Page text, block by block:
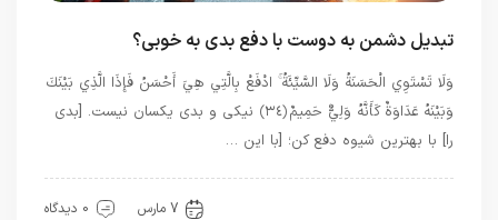
تبدیل دشمن به دوست با دفع بدی به خوبی؟
وَلَا تَسْتَوِي الْحَسَنَةُ وَلَا السَّيِّئَةُ ۚ ادْفَعْ بِالَّتِي هِيَ أَحْسَنُ فَإِذَا الَّذِي بَيْنَكَ
وَبَيْنَهُ عَدَاوَةٌ كَأَنَّهُ وَلِيٌّ حَمِيمٌ ﴿٣٤﴾ نیکی و بدی یکسان نیست. [بدی
را] با بهترین شیوه دفع کن؛ [با این …
7 مارس 0 دیدگاه